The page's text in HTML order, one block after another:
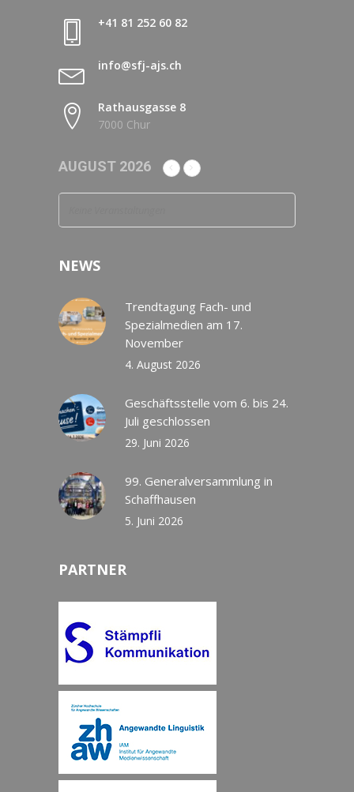
+41 81 252 60 82
info@sfj-ajs.ch
Rathausgasse 8
7000 Chur
AUGUST 2026
NEWS
Trendtagung Fach- und
Spezialmedien am 17.
November
4. August 2026
Geschäftsstelle vom 6. bis 24.
Juli geschlossen
29. Juni 2026
99. Generalversammlung in
Schaffhausen
5. Juni 2026
PARTNER